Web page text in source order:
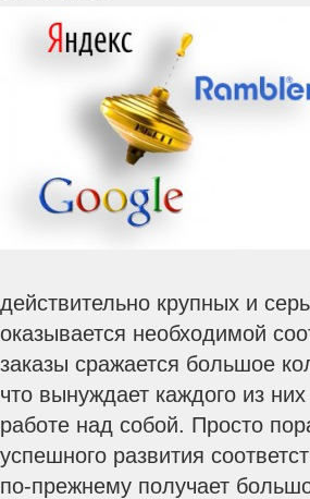
действительно крупных и
оказывается необходимой
заказы сражается большое
что вынуждает каждого из
работе над собой. Просто
успешного развития
по-прежнему получает